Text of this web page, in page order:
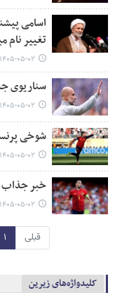
اسامی
تغییر نام
۱۴۰۵-۰۵-۰۲ ۰۵:۳۵
سناریوی جذاب برای
۱۴۰۵-۰۵-۰۲ ۰۰:۳۰
شوخی
۱۴۰۵-۰۵-۰۲ ۰۰:۱۵
خبر جذاب
۱۴۰۵-۰۵-۰۲ ۰۰:۰۵
قبلی ۱
کلیدواژه‌های زیرین